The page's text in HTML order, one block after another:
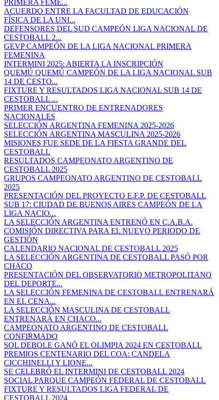
PRIMERA FEME...
ACUERDO ENTRE LA FACULTAD DE EDUCACIÓN
FÍSICA DE LA UNI...
DEFENSORES DEL SUD CAMPEÓN LIGA NACIONAL DE
CESTOBALL 2...
GEVP CAMPEÓN DE LA LIGA NACIONAL PRIMERA
FEMENINA
INTERMINI 2025: ABIERTA LA INSCRIPCIÓN
QUEMÚ QUEMÚ CAMPEÓN DE LA LIGA NACIONAL SUB
14 DE CESTO...
FIXTURE Y RESULTADOS LIGA NACIONAL SUB 14 DE
CESTOBALL ...
PRIMER ENCUENTRO DE ENTRENADORES
NACIONALES
SELECCIÓN ARGENTINA FEMENINA 2025-2026
SELECCIÓN ARGENTINA MASCULINA 2025-2026
MISIONES FUE SEDE DE LA FIESTA GRANDE DEL
CESTOBALL
RESULTADOS CAMPEONATO ARGENTINO DE
CESTOBALL 2025
GRUPOS CAMPEONATO ARGENTINO DE CESTOBALL
2025
PRESENTACIÓN DEL PROYECTO E.F.P. DE CESTOBALL
SUB 17: CIUDAD DE BUENOS AIRES CAMPEÓN DE LA
LIGA NACIO...
LA SELECCIÓN ARGENTINA ENTRENÓ EN C.A.B.A.
COMISIÓN DIRECTIVA PARA EL NUEVO PERIODO DE
GESTIÓN
CALENDARIO NACIONAL DE CESTOBALL 2025
LA SELECCIÓN ARGENTINA DE CESTOBALL PASÓ POR
CHACO
PRESENTACIÓN DEL OBSERVATORIO METROPOLITANO
DEL DEPORTE...
LA SELECCIÓN FEMENINA DE CESTOBALL ENTRENARÁ
EN EL CENA...
LA SELECCIÓN MASCULINA DE CESTOBALL
ENTRENARÁ EN CHACO...
CAMPEONATO ARGENTINO DE CESTOBALL
CONFIRMADO
SOL DEBOLE GANÓ EL OLIMPIA 2024 EN CESTOBALL
PREMIOS CENTENARIO DEL COA: CANDELA
CICCHINELLI Y LIONE...
SE CELEBRÓ EL INTERMINI DE CESTOBALL 2024
SOCIAL PARQUE CAMPEÓN FEDERAL DE CESTOBALL
FIXTURE Y RESULTADOS LIGA FEDERAL DE
CESTOBALL 2024